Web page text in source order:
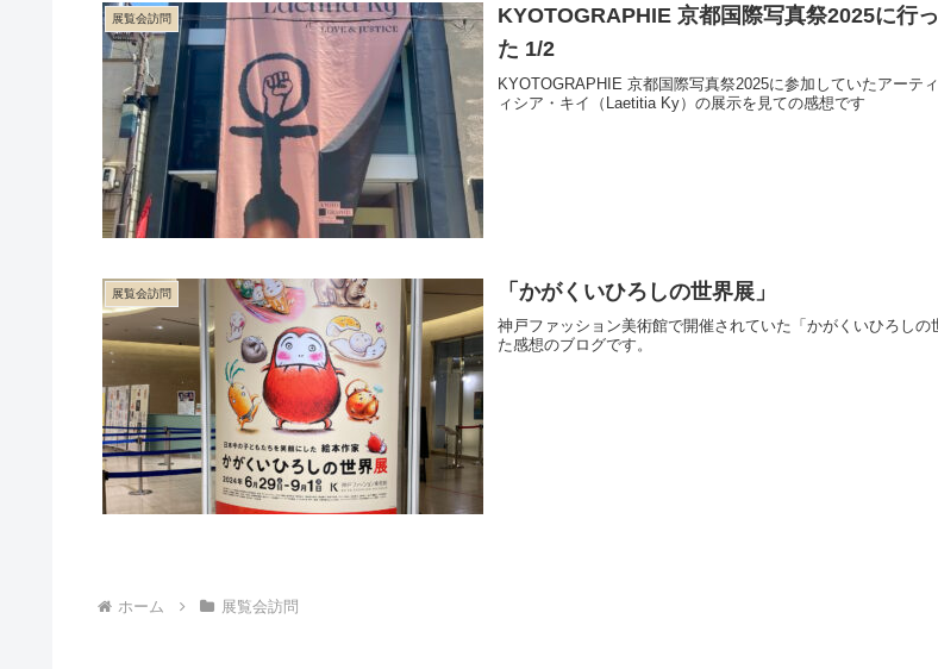
展覧会訪問
KYOTOGRAPHIE 京都国際写真祭2025に行
た 1/2
KYOTOGRAPHIE 京都国際写真祭2025に参加していたアーテ
ィシア・キイ（Laetitia Ky）の展示を見ての感想です
展覧会訪問 「かがくいひろしの世界展」
神戸ファッション美術館で開催されていた「かがくいひろしの
た感想のブログです。
ホーム 展覧会訪問